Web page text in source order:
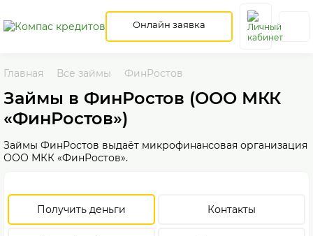
Онлайн заявка
Главная Все займы ФинРостов
Займы в ФинРостов (ООО МКК
«ФинРостов»)
Займы ФинРостов выдаёт микрофинансовая организация
ООО МКК «ФинРостов».
Получить деньги Контакты